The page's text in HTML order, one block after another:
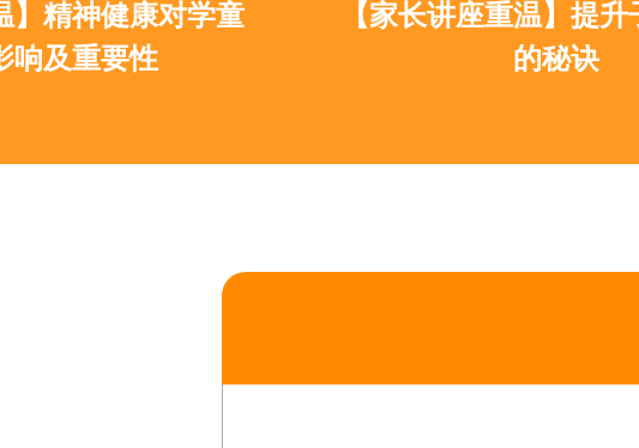
对学童
【家长讲座重温】提升子女竞争力